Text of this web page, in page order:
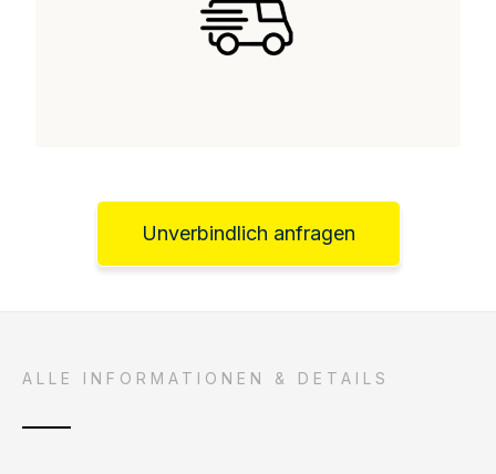
Unverbindlich anfragen
ALLE INFORMATIONEN & DETAILS